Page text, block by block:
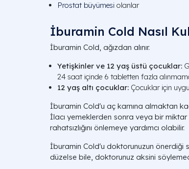
Prostat büyümesi olanlar
İburamin Cold Nasıl
İburamin Cold, ağızdan alınır.
Yetişkinler ve 12 yaş üstü çocuklar:
24 saat içinde 6 tabletten fazla
12 yaş altı çocuklar: Çocuklar için
İburamin Cold'u aç karnına almaktan
İlacı yemeklerden sonra veya bir
rahatsızlığını önlemeye yardımcı olabilir.
İburamin Cold'u doktorunuzun önerdiği
düzelse bile, doktorunuz aksini